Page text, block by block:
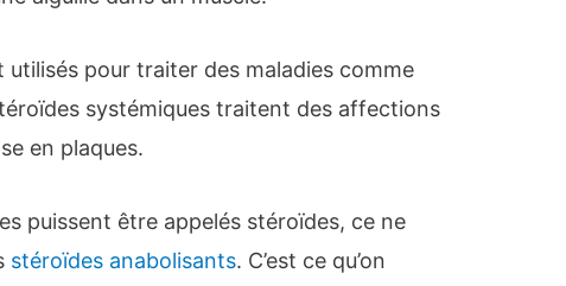
utilisés pour traiter des maladies comme
systémiques traitent des affections
en plaques.
puissent être appelés stéroïdes, ce ne
stéroïdes anabolisants. C’est ce qu’on